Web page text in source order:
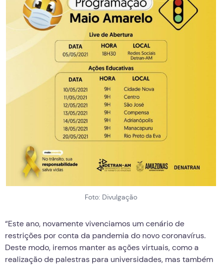
Foto: Divulgação
“Este ano, novamente vivenciamos um cenário de
restrições por conta da pandemia do novo coronavírus.
Deste modo, iremos manter as ações virtuais, como a
realização de palestras para universidades, mas também